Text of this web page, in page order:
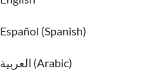
Español (Spanish)
العربية (Arabic)
Hali maalum
(bila alama ya